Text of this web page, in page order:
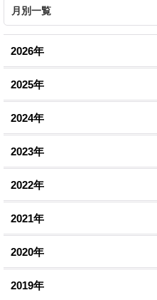
月別一覧
2026年
6月 (5)
5月 (1)
4月 (1)
2月 (1)
1月 (1)
2025年
8月 (2)
6月 (1)
2月 (1)
1月 (1)
2024年
10月 (1)
8月 (1)
7月 (1)
1月 (1)
2023年
9月 (1)
8月 (1)
6月 (1)
2022年
10月 (2)
9月 (2)
2021年
11月 (2)
2020年
2019年